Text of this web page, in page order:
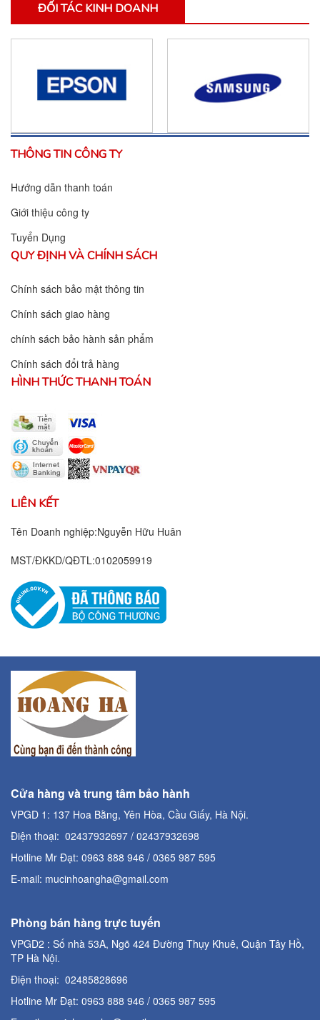
ĐỐI TÁC KINH DOANH
THÔNG TIN CÔNG TY
Hướng dẫn thanh toán
Giới thiệu công ty
Tuyển Dụng
QUY ĐỊNH VÀ CHÍNH SÁCH
Chính sách bảo mật thông tin
Chính sách giao hàng
chính sách bảo hành sản phẩm
Chính sách đổi trả hàng
HÌNH THỨC THANH TOÁN
LIÊN KẾT
Tên Doanh nghiệp:Nguyễn Hữu Huân
MST/ĐKKD/QĐTL:0102059919
Cửa hàng và trung tâm bảo hành
VPGD 1: 137 Hoa Bằng, Yên Hòa, Cầu Giấy, Hà Nội.
Điện thoại: 02437932697 / 02437932698
Hotline Mr Đạt: 0963 888 946 / 0365 987 595
E-mail: mucinhoangha@gmail.com
Phòng bán hàng trực tuyến
VPGD2 : Số nhà 53A, Ngõ 424 Đường Thụy Khuê, Quận Tây Hồ,
TP Hà Nội.
Điện thoại: 02485828696
Hotline Mr Đạt: 0963 888 946 / 0365 987 595